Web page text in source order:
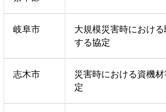
岐阜市
大規模災害時におけ
する協定
志木市
災害時における資機
定